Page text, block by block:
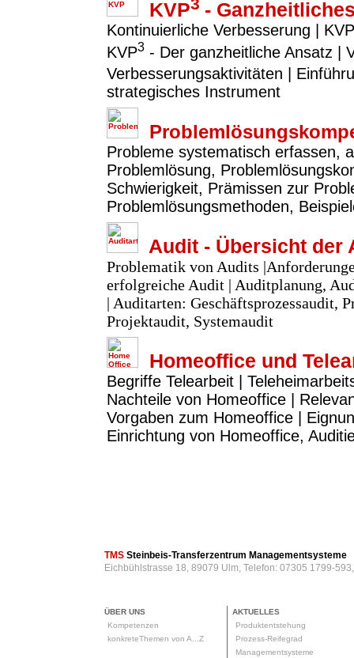
KVP -
Kontinuierliche Verbesserung |
KVP3 - Der ganzheitliche Ansatz |
Verbesserungsaktivitäten |
strategisches Instrument
Probleme systematisch erfassen,
Problemlösung,
Schwierigkeit, Prämissen zur
Problemlösungsmethoden,
Audit - Übersicht der
Problematik von Audits
erfolgreiche Audit | Auditplanung,
| Auditarten: Geschäftsprozessaudit,
Projektaudit, Systemaudit
Homeoffice und
Begriffe Telearbeit |
Nachteile von Homeoffice |
Vorgaben zum Homeoffice |
Einrichtung von Homeoffice,
TMS Steinbeis-Transferzentrum Managementsysteme
Eichbühlstrasse 18, 89079 Ulm, Telefon: 07305 1799-
ÜBER UNS
Kompetenzen
konkreteThemen von A...Z
AKTUELLES
Produktentstehung
Prozess-Reifegrad
Managementsysteme